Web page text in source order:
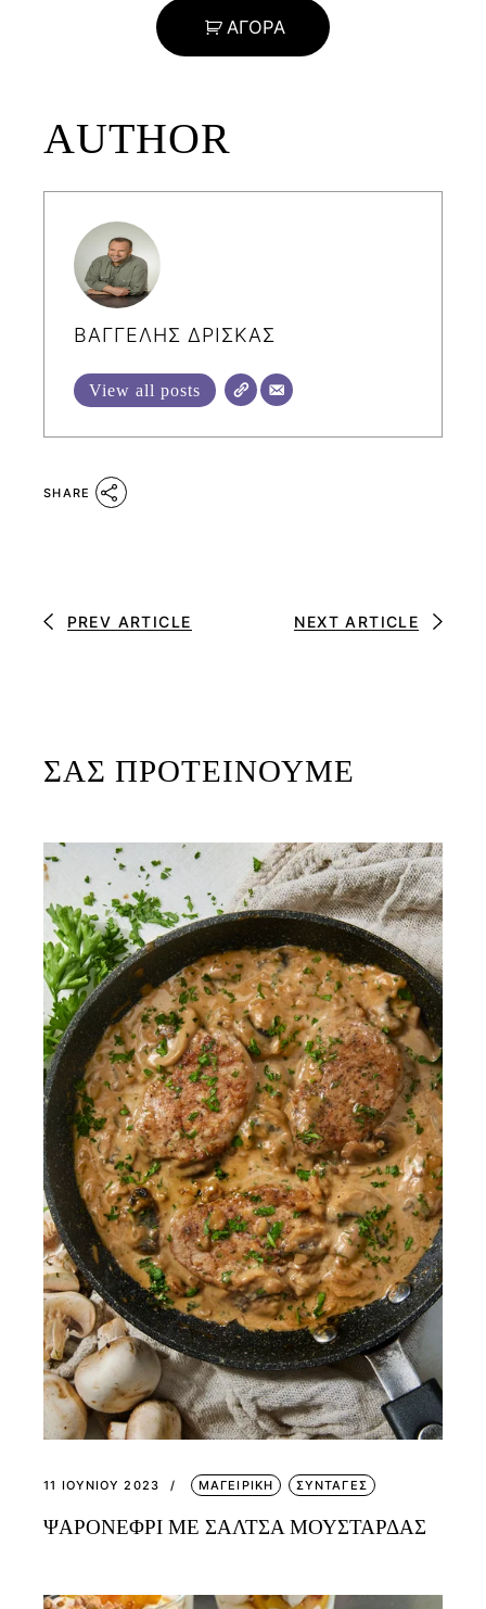
ΑΓΟΡΑ
AUTHOR
ΒΑΓΓΕΛΗΣ ΔΡΙΣΚΑΣ
View all posts
SHARE
PREV ARTICLE NEXT ARTICLE
ΣΑΣ ΠΡΟΤΕΙΝΟΥΜΕ
11 ΙΟΥΝΊΟΥ 2023 ΜΑΓΕΙΡΙΚΗ ΣΥΝΤΑΓΕΣ
ΨΑΡΟΝΕΦΡΙ ΜΕ ΣΑΛΤΣΑ ΜΟΥΣΤΑΡΔΑΣ